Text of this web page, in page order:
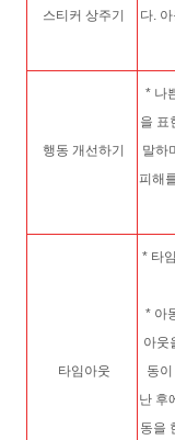
스티커 상주기
다.
행동 개선하기
* 나
을 표
말하
피해
타임아웃
* 타
* 아
아웃
동
난 후
동을